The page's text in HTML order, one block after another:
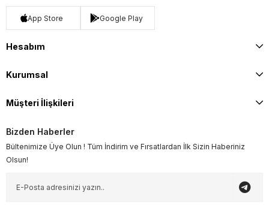
App Store Google Play
Hesabım
Kurumsal
Müşteri İlişkileri
Bizden Haberler
Bültenimize Üye Olun ! Tüm İndirim ve Fırsatlardan İlk Sizin Haberiniz
Olsun!